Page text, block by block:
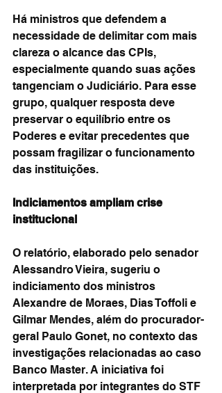
Há ministros que defendem a
necessidade de delimitar com mais
clareza o alcance das CPIs,
especialmente quando suas ações
tangenciam o Judiciário. Para esse
grupo, qualquer resposta deve
preservar o equilíbrio entre os
Poderes e evitar precedentes que
possam fragilizar o funcionamento
das instituições.
Indiciamentos ampliam crise
institucional
O relatório, elaborado pelo senador
Alessandro Vieira, sugeriu o
indiciamento dos ministros
Alexandre de Moraes, Dias Toffoli e
Gilmar Mendes, além do procurador-
geral Paulo Gonet, no contexto das
investigações relacionadas ao caso
Banco Master. A iniciativa foi
interpretada por integrantes do STF